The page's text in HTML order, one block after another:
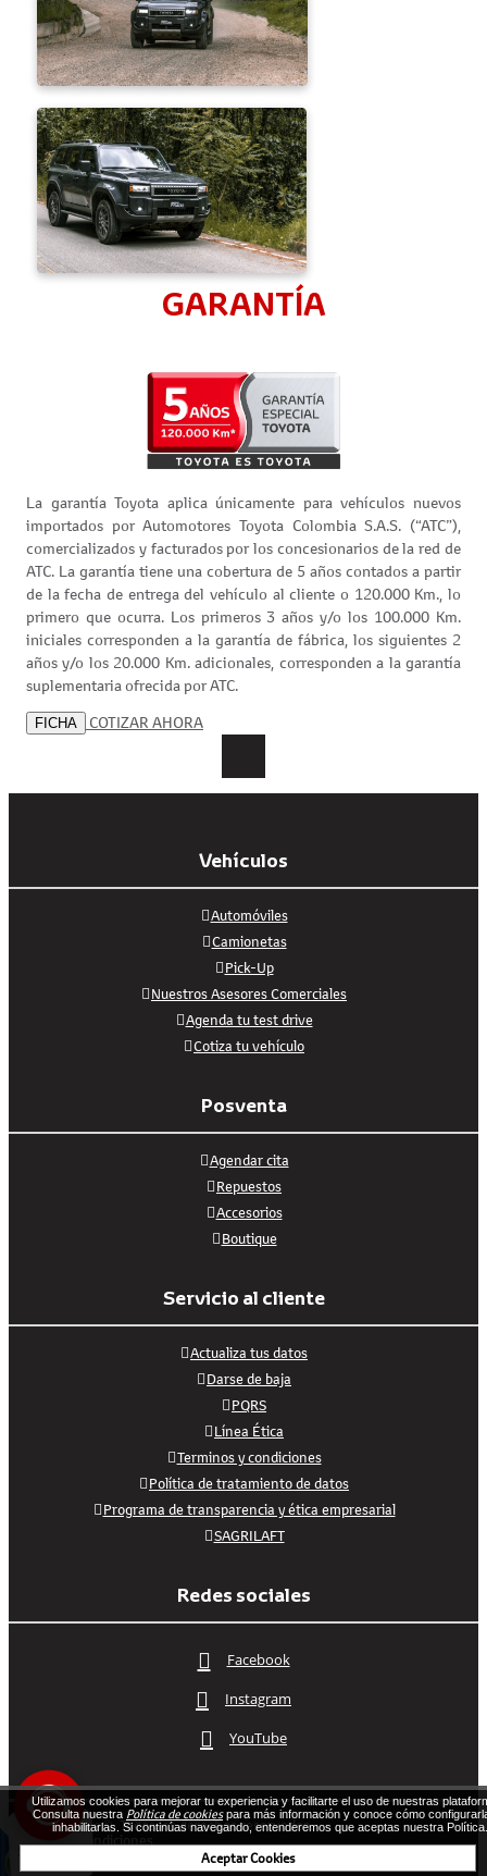
GARANTÍA
La garantía Toyota aplica únicamente para vehículos nuevos
importados por Automotores Toyota Colombia S.A.S. (“ATC”),
comercializados y facturados por los concesionarios de la red de
ATC. La garantía tiene una cobertura de 5 años contados a partir
de la fecha de entrega del vehículo al cliente o 120.000 Km., lo
primero que ocurra. Los primeros 3 años y/o los 100.000 Km.
iniciales corresponden a la garantía de fábrica, los siguientes 2
años y/o los 20.000 Km. adicionales, corresponden a la garantía
suplementaria ofrecida por ATC.
FICHA COTIZAR AHORA
Vehículos
Automóviles
Camionetas
Pick-Up
Nuestros Asesores Comerciales
Agenda tu test drive
Cotiza tu vehículo
Posventa
Agendar cita
Repuestos
Accesorios
Boutique
Servicio al cliente
Actualiza tus datos
Darse de baja
PQRS
Línea Ética
Terminos y condiciones
Política de tratamiento de datos
Programa de transparencia y ética empresarial
SAGRILAFT
Redes sociales
Facebook
Instagram
YouTube
2026 Vehicafe©. Todos los derechos reservados.
Envío de SMS Masivos
Utilizamos cookies para mejorar tu experiencia y facilitarte el uso de nuestras
Consulta nuestra Política de cookiespara más información y conoce cómo
inhabilitarlas. Si continúas navegando, entenderemos que aceptas nuestra Política.
Aceptar Cookies